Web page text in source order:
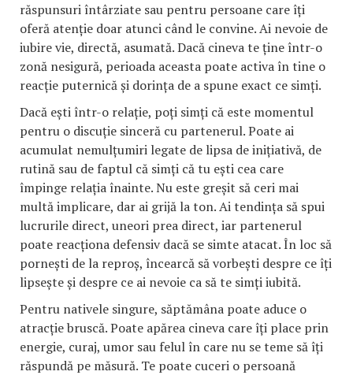
răspunsuri întârziate sau pentru persoane care îți
oferă atenție doar atunci când le convine. Ai nevoie de
iubire vie, directă, asumată. Dacă cineva te ține într-o
zonă nesigură, perioada aceasta poate activa în tine o
reacție puternică și dorința de a spune exact ce simți.
Dacă ești într-o relație, poți simți că este momentul
pentru o discuție sinceră cu partenerul. Poate ai
acumulat nemulțumiri legate de lipsa de inițiativă, de
rutină sau de faptul că simți că tu ești cea care
împinge relația înainte. Nu este greșit să ceri mai
multă implicare, dar ai grijă la ton. Ai tendința să spui
lucrurile direct, uneori prea direct, iar partenerul
poate reacționa defensiv dacă se simte atacat. În loc să
pornești de la reproș, încearcă să vorbești despre ce îți
lipsește și despre ce ai nevoie ca să te simți iubită.
Pentru nativele singure, săptămâna poate aduce o
atracție bruscă. Poate apărea cineva care îți place prin
energie, curaj, umor sau felul în care nu se teme să îți
răspundă pe măsură. Te poate cuceri o persoană